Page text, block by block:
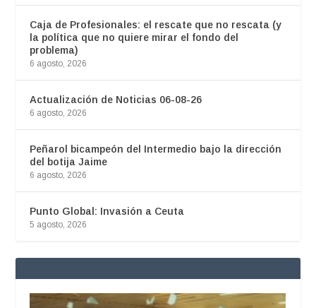
Caja de Profesionales: el rescate que no rescata (y
la política que no quiere mirar el fondo del
problema)
6 agosto, 2026
Actualización de Noticias 06-08-26
6 agosto, 2026
Peñarol bicampeón del Intermedio bajo la dirección
del botija Jaime
6 agosto, 2026
Punto Global: Invasión a Ceuta
5 agosto, 2026